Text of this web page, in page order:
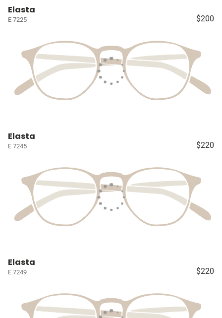
Elasta
E 7225 $200
Elasta
E 7245 $220
Elasta
E 7249 $220